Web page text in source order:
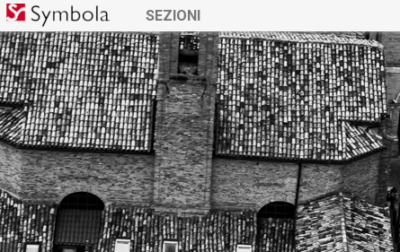
SEZIONI
GreenItaly 2019 e
Lombardia
16 dicembre 2019
CONDIVIDI